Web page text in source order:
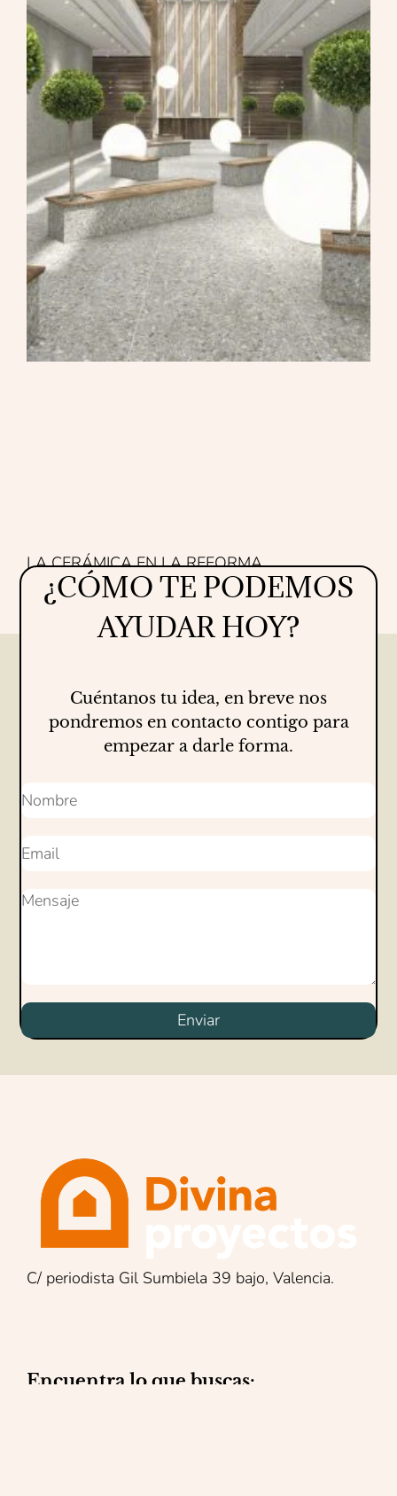
LA CERÁMICA EN LA REFORMA
Proyectos 16/07/2026
¿CÓMO TE PODEMOS
AYUDAR HOY?
Cuéntanos tu idea, en breve nos
pondremos en contacto contigo para
empezar a darle forma.
Enviar
C/ periodista Gil Sumbiela 39 bajo, Valencia.
Encuentra lo que buscas: